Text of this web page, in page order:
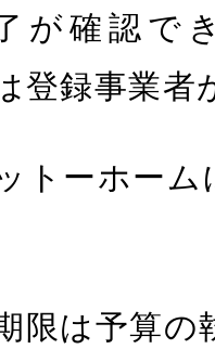
が確認で
登録事業者
トーホー
限は予算の